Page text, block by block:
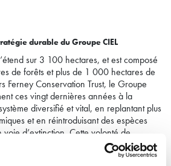
durable du Groupe CIEL
sur 3 100 hectares, et est composé
de forêts et plus de 1 000 hectares de
Ferney Conservation Trust, le Groupe
ces vingt dernières années à la
diversifié et vital, en replantant plus
et en réintroduisant des espèces
d’extinction. Cette volonté de
dans sa stratégie de durabilité
piliers est
Activate Climate Response.